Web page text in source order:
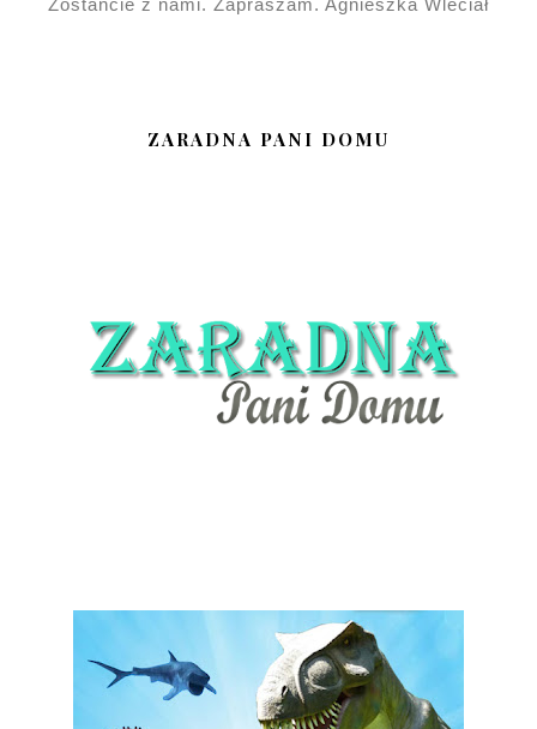
Zostańcie z nami. Zapraszam. Agnieszka Wleciał
ZARADNA PANI DOMU